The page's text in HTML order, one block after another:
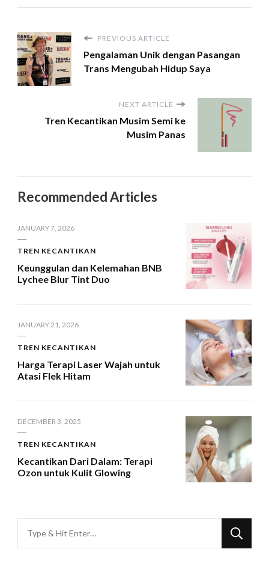
PREVIOUS ARTICLE
Pengalaman Unik dengan Pasangan
Trans Mengubah Hidup Saya
NEXT ARTICLE
Tren Kecantikan Musim Semi ke
Musim Panas
Recommended Articles
JANUARY 7, 2026
TREN KECANTIKAN
Keunggulan dan Kelemahan BNB
Lychee Blur Tint Duo
JANUARY 21, 2026
TREN KECANTIKAN
Harga Terapi Laser Wajah untuk
Atasi Flek Hitam
DECEMBER 3, 2025
TREN KECANTIKAN
Kecantikan Dari Dalam: Terapi
Ozon untuk Kulit Glowing
for